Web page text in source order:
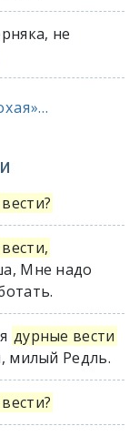
не
Мне надо
дурные вести
милый Редль.